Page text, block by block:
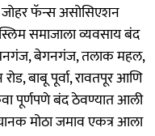
जोहर फॅन्स असोसिएशन
समाजाला व्यवसाय बंद
बेगनगंज, तलाक महल,
बाबू पूर्वा, रावतपूर आणि
पूर्णपणे बंद ठेवण्यात आली
मोठा जमाव एकत्र आला